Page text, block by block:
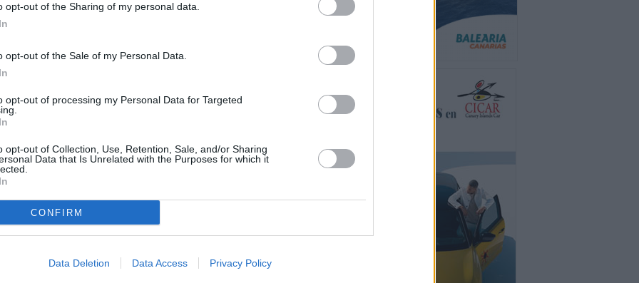
opt-out of the Sharing of my personal data.
opt-out of the Sale of my Personal Data.
opt-out of processing my Personal Data for Targeted
opt-out of Collection, Use, Retention, Sale, and/or Sharing
Data that Is Unrelated with the Purposes for which it
CONFIRM
Data Deletion Data Access Privacy Policy
y la Federación Insular Majorera de Madres, Padres y
solidaria de recogida solidaria de material escolar,
para hacer frente a la vuelta al cole tras las
se gastan en torno a 400€, por niño.
económico para las familias que carecen de recursos, por
Fuerteventura junto con la Federación Insular Fimapa,
para ofrecer material escolar a las familias que más lo
empezará este martes 27 de agosto. El material escolar
de septiembre en los siguientes puntos de recogida: